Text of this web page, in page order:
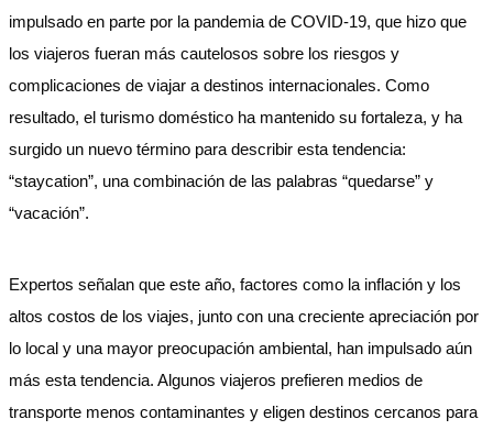
impulsado en parte por la pandemia de COVID-19, que hizo que
los viajeros fueran más cautelosos sobre los riesgos y
complicaciones de viajar a destinos internacionales. Como
resultado, el turismo doméstico ha mantenido su fortaleza, y ha
surgido un nuevo término para describir esta tendencia:
“staycation”, una combinación de las palabras “quedarse” y
“vacación”.
Expertos señalan que este año, factores como la inflación y los
altos costos de los viajes, junto con una creciente apreciación por
lo local y una mayor preocupación ambiental, han impulsado aún
más esta tendencia. Algunos viajeros prefieren medios de
transporte menos contaminantes y eligen destinos cercanos para